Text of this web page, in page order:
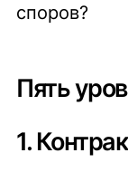
споров?
Пять
1.